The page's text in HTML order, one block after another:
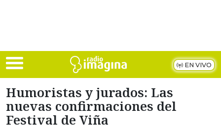
EN VIVO
Humoristas y jurados: Las
nuevas confirmaciones del
Festival de Viña